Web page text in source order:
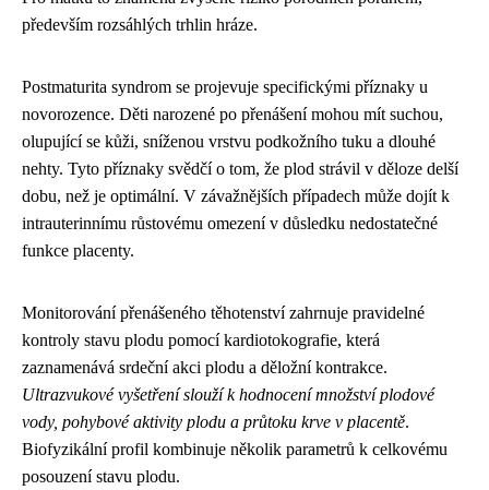
především rozsáhlých trhlin hráze.
Postmaturita syndrom se projevuje specifickými příznaky u
novorozence. Děti narozené po přenášení mohou mít suchou,
olupující se kůži, sníženou vrstvu podkožního tuku a dlouhé
nehty. Tyto příznaky svědčí o tom, že plod strávil v děloze delší
dobu, než je optimální. V závažnějších případech může dojít k
intrauterinnímu růstovému omezení v důsledku nedostatečné
funkce placenty.
Monitorování přenášeného těhotenství zahrnuje pravidelné
kontroly stavu plodu pomocí kardiotokografie, která
zaznamenává srdeční akci plodu a děložní kontrakce.
Ultrazvukové vyšetření slouží k hodnocení množství plodové
vody, pohybové aktivity plodu a průtoku krve v placentě.
Biofyzikální profil kombinuje několik parametrů k celkovému
posouzení stavu plodu.